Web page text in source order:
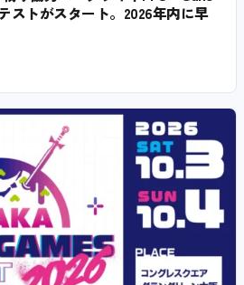
ストがスタート。2026年内に早